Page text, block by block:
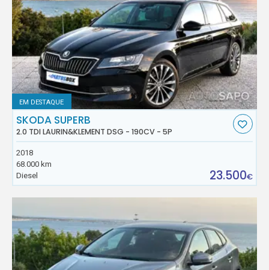
EM DESTAQUE
SKODA SUPERB
2.0 TDI LAURIN&KLEMENT DSG - 190CV - 5P
2018
68.000 km
Diesel
23.500€